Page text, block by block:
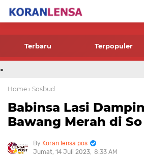
-->
Terbaru Terpopuler
.
Home › Sosbud
Babinsa Lasi
Bawang Merah di
Koran lensa pos
Jumat, 14 Juli 2023 8:33 AM